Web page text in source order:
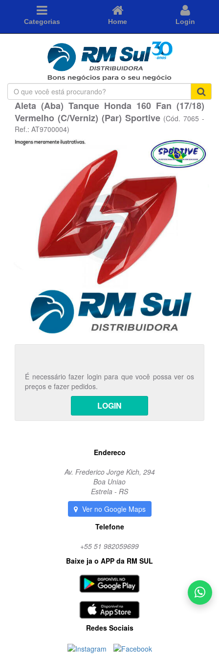
Categorias Home Login
O
que
você
está
procurando?
Aleta (Aba) Tanque Honda 160 Fan (17/18)
Vermelho (C/Verniz) (Par) Sportive (Cód. 7065 -
Ref.: AT9700004)
É necessário fazer login para que você possa ver os
preços e fazer pedidos.
LOGIN
Endereco
Av. Frederico Jorge Kich, 294
Boa Uniao
Estrela - RS
Ver no Google Maps
Telefone
+55 51 982059699
Baixe ja o APP da RM SUL
Redes Sociais